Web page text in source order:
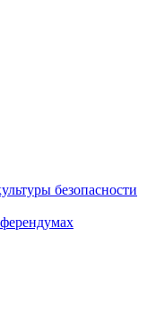
безопасности